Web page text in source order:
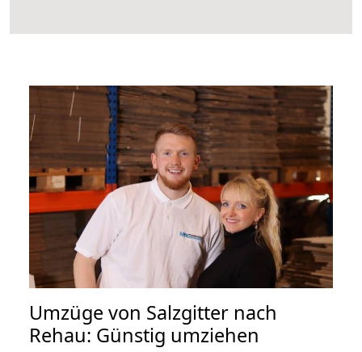
Umzüge von Salzgitter nach
Rehau: Günstig umziehen